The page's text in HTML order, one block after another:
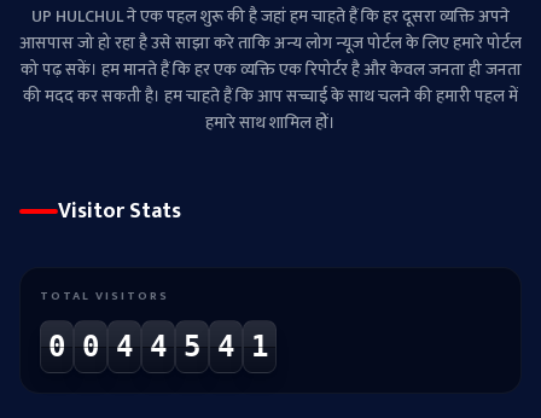
UP HULCHUL ने एक पहल शुरू की है जहां हम चाहते हैं कि हर दूसरा व्‍यक्ति अपने
आसपास जो हो रहा है उसे साझा करे ताकि अन्‍य लोग न्‍यूज पोर्टल के लिए हमारे पोर्टल
को पढ़ सकें। हम मानते हैं कि हर एक व्यक्ति एक रिपोर्टर है और केवल जनता ही जनता
की मदद कर सकती है। हम चाहते हैं कि आप सच्चाई के साथ चलने की हमारी पहल में
हमारे साथ शामिल हों।
Visitor Stats
TOTAL VISITORS
0 0 4 4 5 4 1